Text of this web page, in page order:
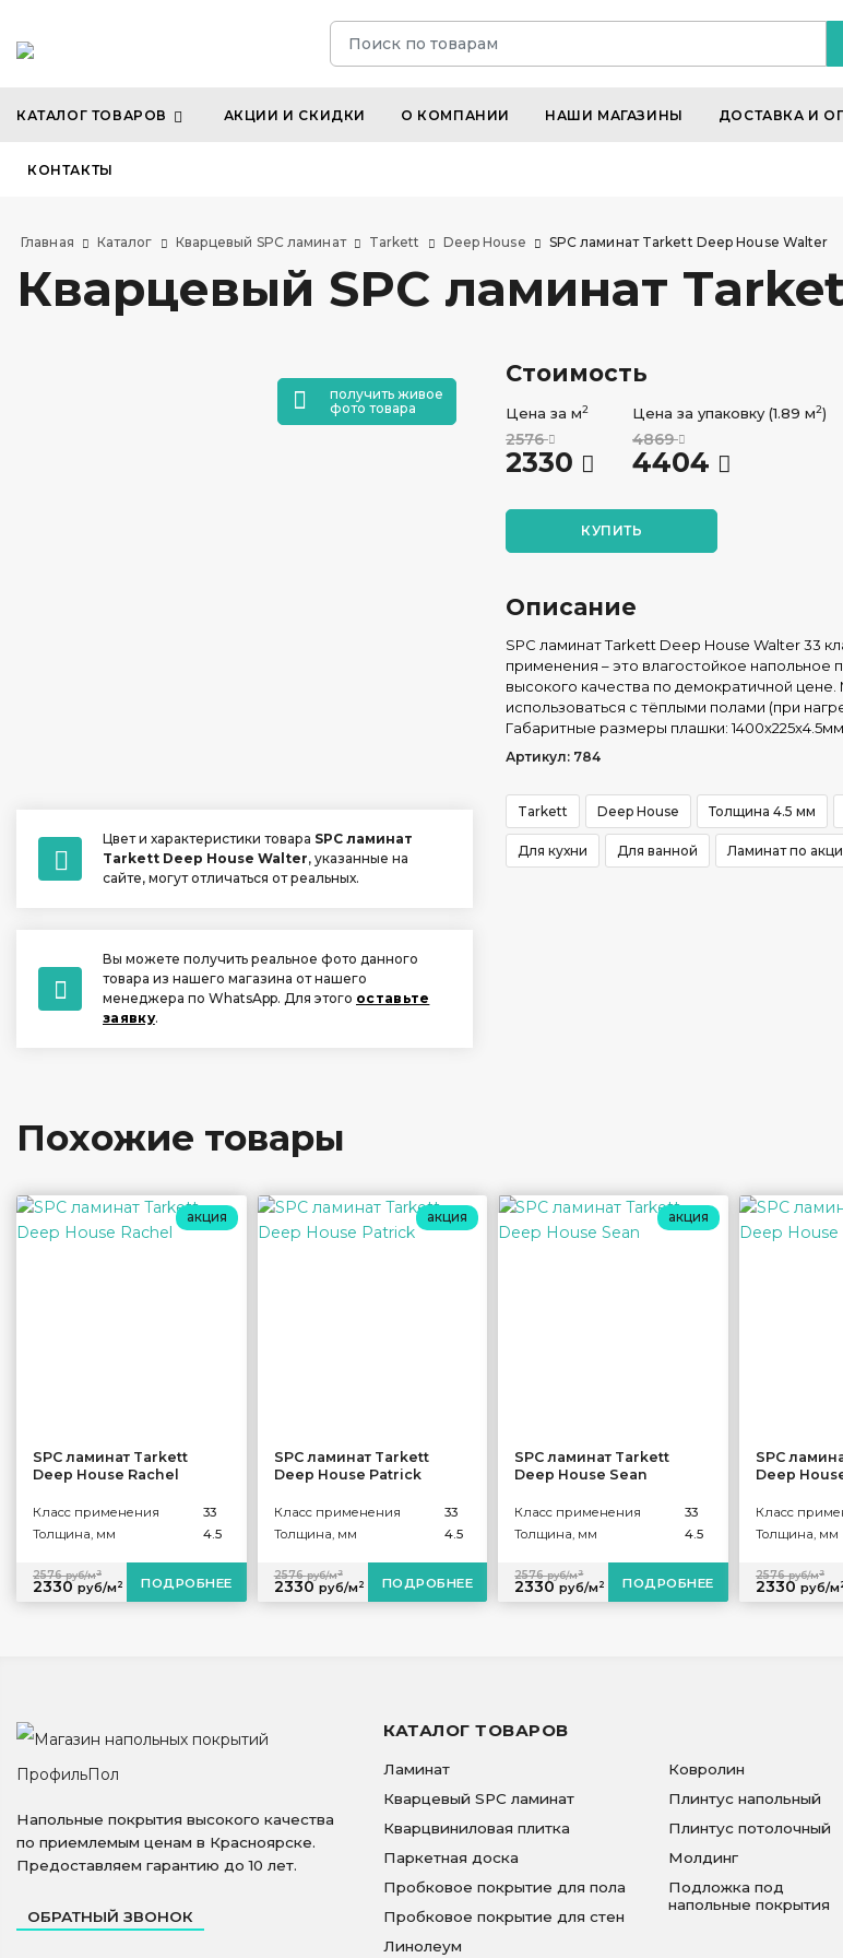
КАТАЛОГ ТОВАРОВ АКЦИИ И СКИДКИ О КОМПАНИИ НАШИ МАГАЗИНЫ ДОСТАВКА И
КОНТАКТЫ
Главная Каталог Кварцевый SPC ламинат Tarkett Deep House SPC ламинат Tarkett Deep House Walter
Кварцевый SPC ламинат
получить живое
фото товара
Цвет и характеристики товара SPC ламинат
Tarkett Deep House Walter, указанные на
сайте, могут отличаться от реальных.
Вы можете получить реальное фото данного
товара из нашего магазина от нашего
менеджера по WhatsApp. Для этого оставьте
заявку.
Стоимость
Цена за м2
2576
2330
Цена за упаковку (1.89 м2)
4869
4404
КУПИТЬ
Описание
SPC ламинат Tarkett Deep House Walter 33
применения – это влагостойкое напольное
высокого качества по демократичной
использоваться с тёплыми полами (при
Габаритные размеры плашки: 1400x225x4.5мм.
Артикул: 784
Tarkett Deep House Толщина 4.5 мм
Для кухни Для ванной Ламинат по
Похожие товары
акция
SPC ламинат Tarkett
Deep House Rachel
Класс применения
33
Толщина, мм
4.5
2330руб/м 2
2576руб/м2
ПОДРОБНЕЕ
акция
SPC ламинат Tarkett
Deep House Patrick
Класс применения
33
Толщина, мм
4.5
2330руб/м 2
2576руб/м2
ПОДРОБНЕЕ
акция
SPC ламинат Tarkett
Deep House Sean
Класс применения
33
Толщина, мм
4.5
2330руб/м 2
2576руб/м2
ПОДРОБНЕЕ
SPC
Deep
Класс
Толщина, мм
2330руб/м
2576руб/м2
Напольные покрытия высокого качества
по приемлемым ценам в Красноярске.
Предоставляем гарантию до 10 лет.
ОБРАТНЫЙ ЗВОНОК
КАТАЛОГ ТОВАРОВ
Ламинат
Кварцевый SPC ламинат
Кварцвиниловая плитка
Паркетная доска
Пробковое покрытие для пола
Пробковое покрытие для стен
Линолеум
Ковролин
Плинтус напольный
Плинтус потолочный
Молдинг
Подложка под
напольные покрытия